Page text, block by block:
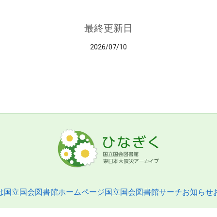
最終更新日
2026/07/10
国立国会図書館ホームページ国立国会図書館サーチお知らせ